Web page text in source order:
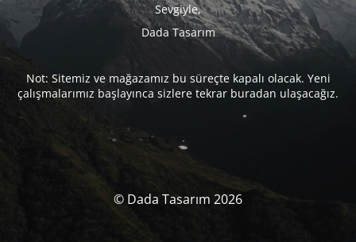
Sevgiyle,
Dada Tasarım
Not: Sitemiz ve mağazamız bu süreçte kapalı olacak. Yeni
çalışmalarımız başlayınca sizlere tekrar buradan ulaşacağız.
© Dada Tasarım 2026